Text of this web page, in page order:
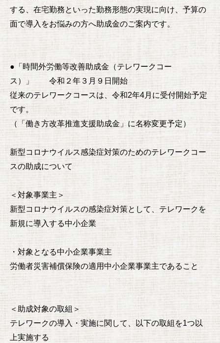
する、在宅勤務といった勤務形態の実現に向け、予算の
面で導入をお悩みの方へ助成金のご案内です。
●「時間外労働等改善助成金（テレワークコー
ス）」 令和２年３月９日開始
従来のテレワークコースは、令和2年4月に受付開始予定
です。
（「働き方改革推進支援助成金」に名称変更予定）
新型コロナウイルス感染症対策のためのテレワークコー
スの助成について
＜対象事業主＞
新型コロナウイルスの感染症対策として、テレワークを
新規に導入する中小企業
・対象となる中小企業事業主
労働者災害補償保険の適用中小企業事業主であること
＜助成対象の取組＞
テレワークの導入・実施に関して、以下の取組を1つ以
上実施する